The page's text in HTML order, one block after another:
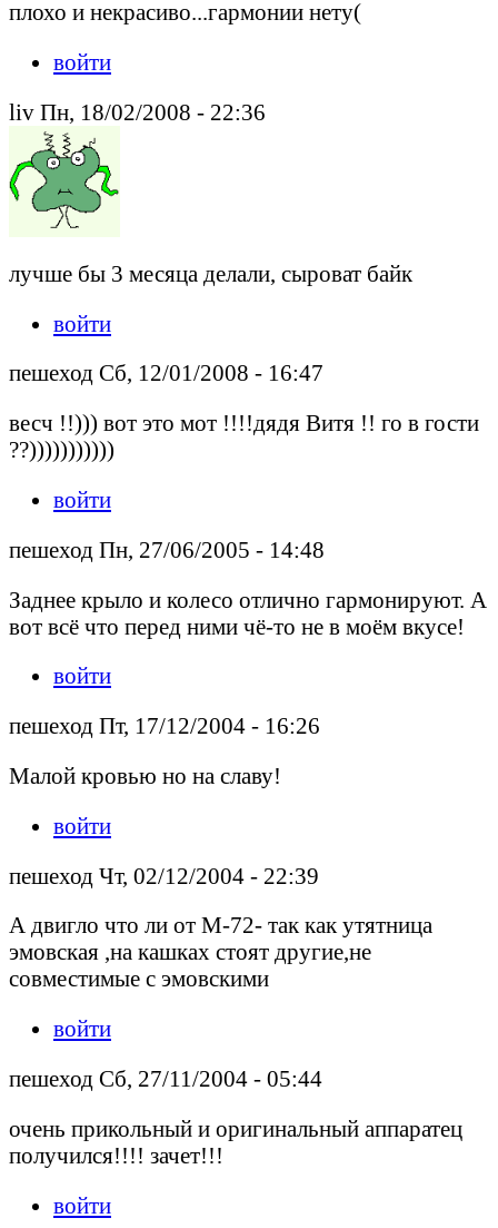
плохо и некрасиво...гармонии нету(
войти
liv Пн, 18/02/2008 - 22:36
лучше бы 3 месяца делали, сыроват байк
войти
пешеход Сб, 12/01/2008 - 16:47
весч !!))) вот это мот !!!!дядя Витя !! го в гости
??)))))))))))
войти
пешеход Пн, 27/06/2005 - 14:48
Заднее крыло и колесо отлично гармонируют. А
вот всё что перед ними чё-то не в моём вкусе!
войти
пешеход Пт, 17/12/2004 - 16:26
Малой кровью но на славу!
войти
пешеход Чт, 02/12/2004 - 22:39
А двигло что ли от М-72- так как утятница
эмовская ,на кашках стоят другие,не
совместимые с эмовскими
войти
пешеход Сб, 27/11/2004 - 05:44
очень прикольный и оригинальный аппаратец
получился!!!! зачет!!!
войти